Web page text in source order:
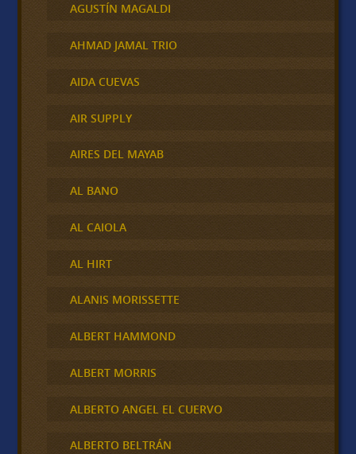
AGUSTÍN MAGALDI
AHMAD JAMAL TRIO
AIDA CUEVAS
AIR SUPPLY
AIRES DEL MAYAB
AL BANO
AL CAIOLA
AL HIRT
ALANIS MORISSETTE
ALBERT HAMMOND
ALBERT MORRIS
ALBERTO ANGEL EL CUERVO
ALBERTO BELTRÁN